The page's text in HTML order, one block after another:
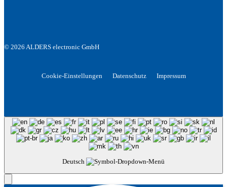
© 2026 ALDERS electronic GmbH
Cookie-Einstellungen Datenschutz Impressum
Deutsch